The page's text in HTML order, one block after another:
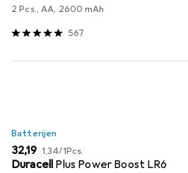
2 Pcs., AA, 2600 mAh
567
Batterijen
EUR
32,19 EUR
1,34/1Pcs.
Duracell Plus Power Boost LR6